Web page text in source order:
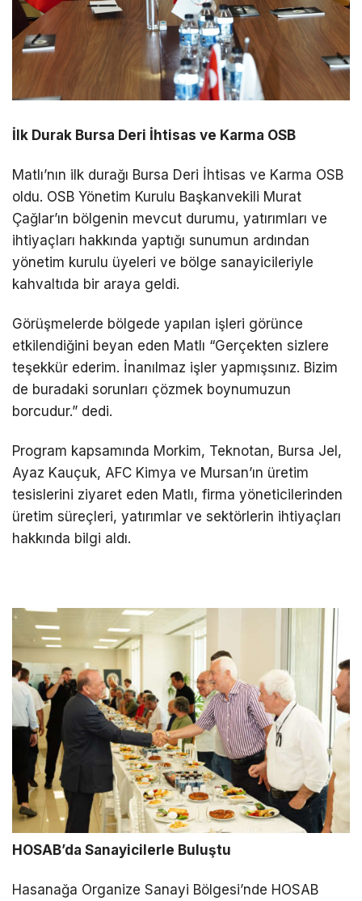
İlk Durak Bursa Deri İhtisas ve Karma OSB
Matlı’nın ilk durağı Bursa Deri İhtisas ve Karma OSB
oldu. OSB Yönetim Kurulu Başkanvekili Murat
Çağlar’ın bölgenin mevcut durumu, yatırımları ve
ihtiyaçları hakkında yaptığı sunumun ardından
yönetim kurulu üyeleri ve bölge sanayicileriyle
kahvaltıda bir araya geldi.
Görüşmelerde bölgede yapılan işleri görünce
etkilendiğini beyan eden Matlı “Gerçekten sizlere
teşekkür ederim. İnanılmaz işler yapmışsınız. Bizim
de buradaki sorunları çözmek boynumuzun
borcudur.” dedi.
Program kapsamında Morkim, Teknotan, Bursa Jel,
Ayaz Kauçuk, AFC Kimya ve Mursan’ın üretim
tesislerini ziyaret eden Matlı, firma yöneticilerinden
üretim süreçleri, yatırımlar ve sektörlerin ihtiyaçları
hakkında bilgi aldı.
HOSAB’da Sanayicilerle Buluştu
Hasanağa Organize Sanayi Bölgesi’nde HOSAB